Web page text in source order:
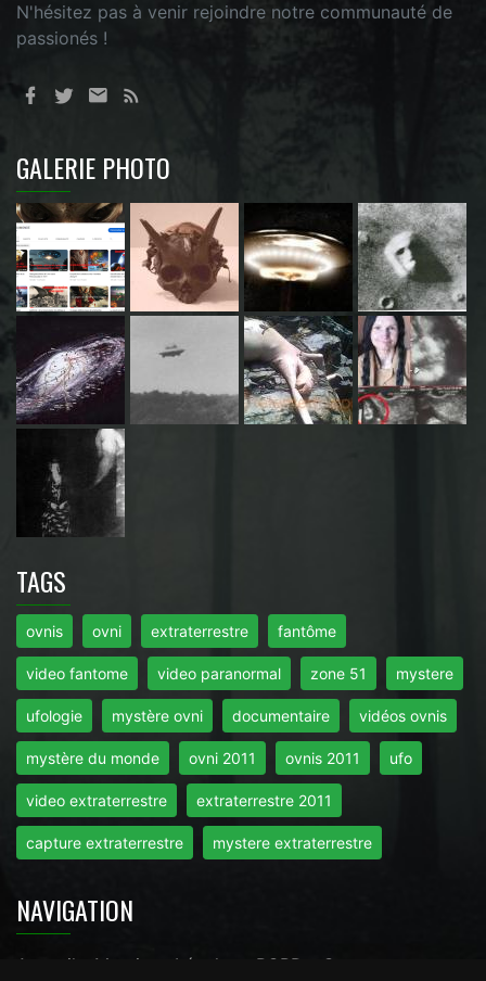
N'hésitez pas à venir rejoindre notre communauté de
passionés !
GALERIE PHOTO
TAGS
ovnis ovni extraterrestre fantôme
video fantome video paranormal zone 51 mystere
ufologie mystère ovni documentaire vidéos ovnis
mystère du monde ovni 2011 ovnis 2011 ufo
video extraterrestre extraterrestre 2011
capture extraterrestre mystere extraterrestre
NAVIGATION
Accueil Mentions Légales RGPD Contact